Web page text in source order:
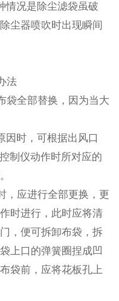
况是除尘滤袋虽破
尘器喷吹时出现瞬间
法
全部替换，因为当大
时，可根据出风口
制仪动作时所对应的
应进行全部更换，更
时进行，此时应将清
，便可拆卸布袋，拆
上口的弹簧圈捏成凹
袋前，应将花板孔上